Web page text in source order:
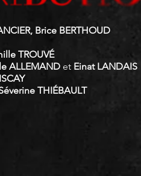
Brice BERTHOUD
TROUVÉ
ALLEMAND et Einat LANDAIS
THIÉBAULT